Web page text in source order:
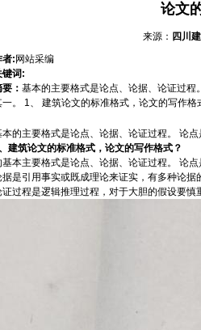
论文
来源： 四川
者: 网站采编
键词:
： 基本的主要格式是论点、论据、论证过
一。 1、 建筑论文的标准格式，论文的写作格
本的主要格式是论点、论据、论证过程。 论
建筑论文的标准格式，论文的写作格式？
基本主要格式是论点、论据、论证过程。 论
据是引用事实或既成理论来证实，有多种论据
证过程是逻辑推理过程，对于大胆的假设要慎